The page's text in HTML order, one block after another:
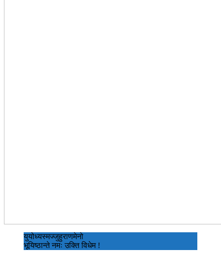
युयोध्यस्मज्जुहुराणमेनो
भूयिष्ठान्ते नमः उक्ति विधेम !